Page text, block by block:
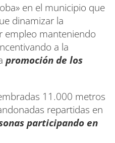
en el municipio que
dinamizar la
empleo manteniendo
a la
promoción de los
11.000 metros
repartidas en
participando en